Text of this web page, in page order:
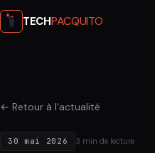
TECHPACQUITO
← Retour à l'actualité
30 mai 2026 3 min de lecture